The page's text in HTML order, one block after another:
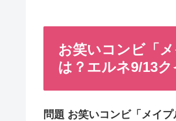
お笑いコンビ「
は？エルネ9/13
問題 お笑いコンビ「メイ